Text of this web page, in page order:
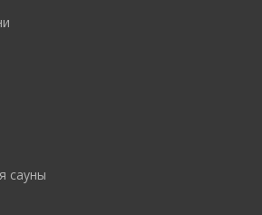
сауны